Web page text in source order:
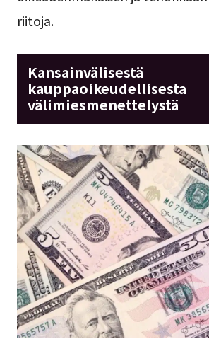
riitoja.
Kansainvälisestä
kauppaoikeudellisesta
välimiesmenettelystä